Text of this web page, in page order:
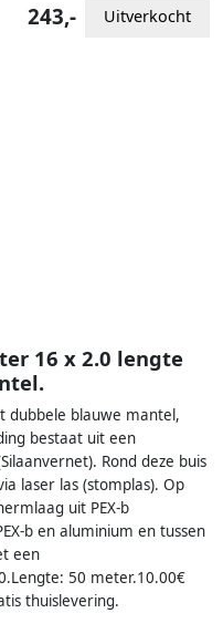
243,- Uitverkocht
16 x 2.0 lengte
dubbele blauwe mantel,
bestaat uit een
Rond deze buis
laser las (stomplas). Op
uit PEX-b
b en aluminium en tussen
een
50 meter.10.00€
thuislevering.